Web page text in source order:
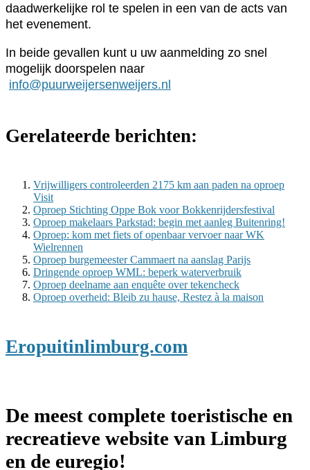
daadwerkelijke rol te spelen in een van de acts van
het evenement.
In beide gevallen kunt u uw aanmelding zo snel
mogelijk doorspelen naar
info@puurweijersenweijers.nl
Gerelateerde berichten:
Vrijwilligers controleerden 2175 km aan paden na oproep
Visit
Oproep Stichting Oppe Bok voor Bokkenrijdersfestival
Oproep makelaars Parkstad: begin met aanleg Buitenring!
Oproep: kom met fiets of openbaar vervoer naar WK
Wielrennen
Oproep burgemeester Cammaert na aanslag Parijs
Dringende oproep WML: beperk waterverbruik
Oproep deelname aan enquête over tekencheck
Oproep overheid: Bleib zu hause, Restez à la maison
Eropuitinlimburg.com
De meest complete toeristische en
recreatieve website van Limburg
en de euregio!